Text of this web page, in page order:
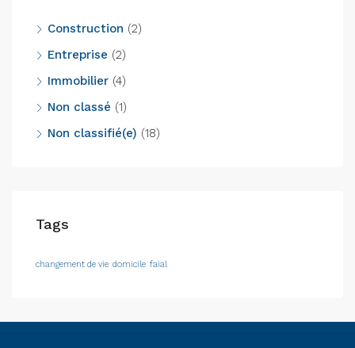
Construction (2)
Entreprise (2)
Immobilier (4)
Non classé (1)
Non classifié(e) (18)
Tags
changement de vie domicile faial